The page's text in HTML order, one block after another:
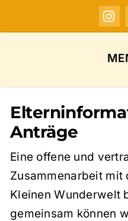
Anträge
Eine offene und
Zusammenarbeit mit
Kleinen Wunderwelt
gemeinsam können